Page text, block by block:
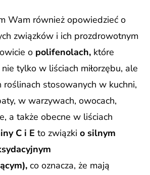
Wam również opowiedzieć o
związków i ich prozdrowotnym
o polifenolach, które
tylko w liściach miłorzębu, ale
roślinach stosowanych w kuchni,
w warzywach, owocach,
a także obecne w liściach
C i E to związki o silnym
co oznacza, że mają